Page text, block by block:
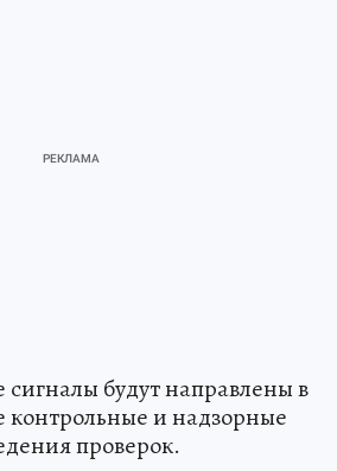
будут направлены в
контрольные и надзорные
проверок.